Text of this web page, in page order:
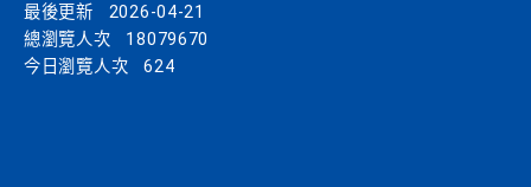
最後更新
2026-04-21
總瀏覽人次
18079670
今日瀏覽人次
624